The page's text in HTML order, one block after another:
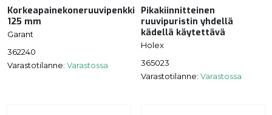
Korkeapainekoneruuvipenkki
125 mm
Garant
362240
Varastotilanne: Varastossa
Pikakiinnitteinen
ruuvipuristin yhdellä
kädellä käytettävä
Holex
365023
Varastotilanne: Varastossa